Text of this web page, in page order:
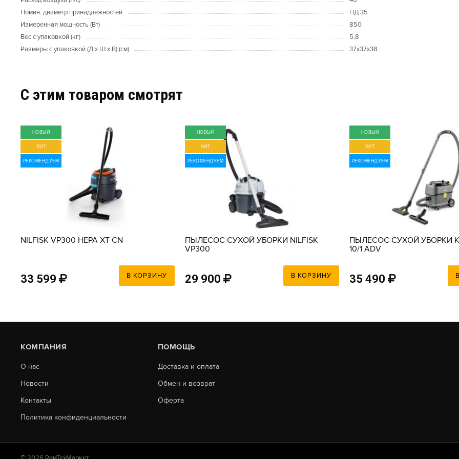
Номин. диаметр принадлежностей
НД 35
Измеренная мощность (Вт)
850
Вес с упаковкой (кг)
5,8
Размеры с упаковкой (Д x Ш x В) (см)
37x37x38
C этим товаром смотрят
НОВЫЙ
ХИТ
РЕКОМЕНДУЕМ
NILFISK VP300 HEPA XT CN
33 599 В КОРЗИНУ
НОВЫЙ
ХИТ
РЕКОМЕНДУЕМ
ПЫЛЕСОС СУХОЙ УБОРКИ NILFISK
VP300
29 900 В КОРЗИНУ
НОВЫЙ
ХИТ
РЕКОМЕНДУЕМ
ПЫЛЕСОС СУХОЙ УБОРКИ
10/1 ADV
35 490
КОМПАНИЯ
О нас
Новости
Контакты
Политика конфиденциальности
ПОМОЩЬ
Доставка и оплата
Обмен и возврат
Оферта